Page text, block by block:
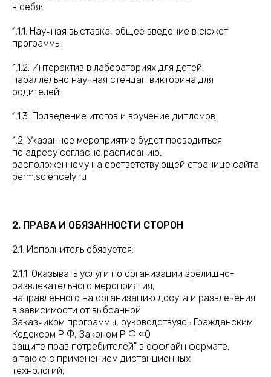
в себя:
1.1.1. Научная выставка, общее введение в сюжет
программы;
1.1.2. Интерактив в лабораториях для детей,
параллельно научная стендап викторина для
родителей;
1.1.3. Подведение итогов и вручение дипломов.
1.2. Указанное мероприятие будет проводиться
по адресу согласно расписанию,
расположенному на соответствующей странице сайта
perm.sciencely.ru
2. ПРАВА И ОБЯЗАННОСТИ СТОРОН
2.1. Исполнитель обязуется:
2.1.1. Оказывать услуги по организации зрелищно-
развлекательного мероприятия,
направленного на организацию досуга и развлечения
в зависимости от выбранной
Заказчиком программы, руководствуясь Гражданским
Кодексом Р Ф, Законом Р Ф «О
защите прав потребителей" в оффлайн формате,
а также с применением дистанционных
технологий;